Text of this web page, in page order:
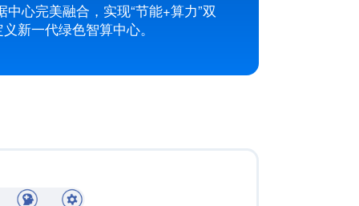
心完美融合，实现“节能+算力”双
新一代绿色智算中心。